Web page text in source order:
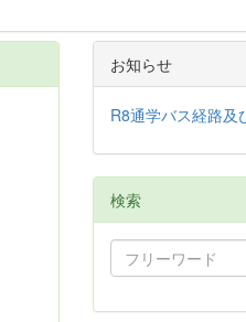
お知らせ
R8通学バス経路及
検索